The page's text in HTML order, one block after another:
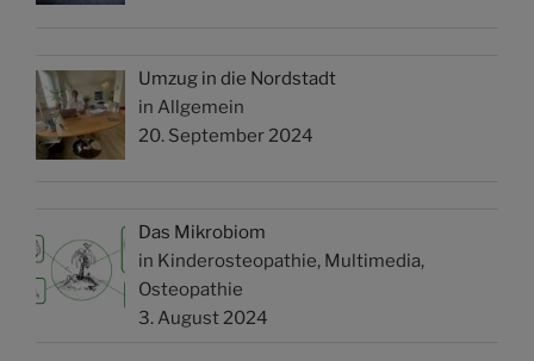
Umzug in die Nordstadt
in Allgemein
20. September 2024
Das Mikrobiom
in Kinderosteopathie, Multimedia,
Osteopathie
3. August 2024